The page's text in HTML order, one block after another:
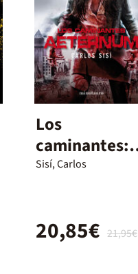
Los
caminantes:
Aeternum
Sisí, Carlos
21,95€
20,85€